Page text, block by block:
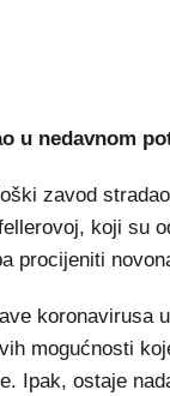
u nedavnom
zavod
koji su
procijeniti
koronavirusa
mogućnosti
Ipak, ostaje